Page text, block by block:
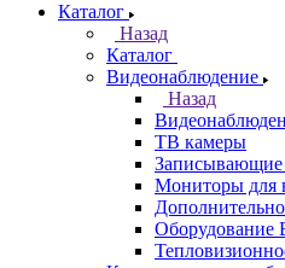
Каталог
Назад
Каталог
Видеонаблюдение
Назад
ТВ камеры
Записывающие
Мониторы для